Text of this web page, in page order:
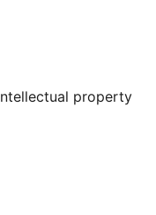
property